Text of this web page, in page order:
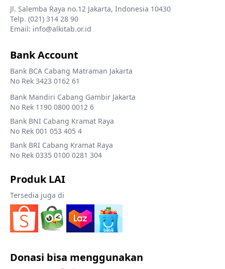
Jl. Salemba Raya no.12 Jakarta, Indonesia 10430
Telp. (021) 314 28 90
Email: info@alkitab.or.id
Bank Account
Bank BCA Cabang Matraman Jakarta
No Rek 3423 0162 61
Bank Mandiri Cabang Gambir Jakarta
No Rek 1190 0800 0012 6
Bank BNI Cabang Kramat Raya
No Rek 001 053 405 4
Bank BRI Cabang Kramat Raya
No Rek 0335 0100 0281 304
Produk LAI
Tersedia juga di
Donasi bisa menggunakan